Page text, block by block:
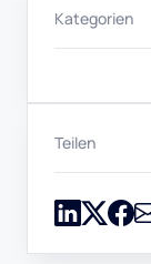
Kategorien
Teilen